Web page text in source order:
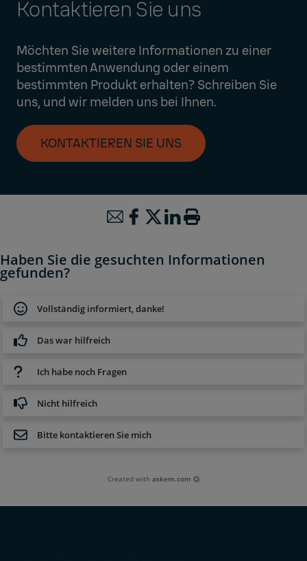
Kontaktieren Sie uns
Möchten Sie weitere Informationen zu einer
bestimmten Anwendung oder einem
bestimmten Produkt erhalten? Schreiben Sie
uns, und wir melden uns bei Ihnen.
KONTAKTIEREN SIE UNS
Haben Sie die gesuchten Informationen
gefunden?
Vollständig informiert, danke!
Das war hilfreich
Ich habe noch Fragen
Nicht hilfreich
Bitte kontaktieren Sie mich
Created withaskem.com